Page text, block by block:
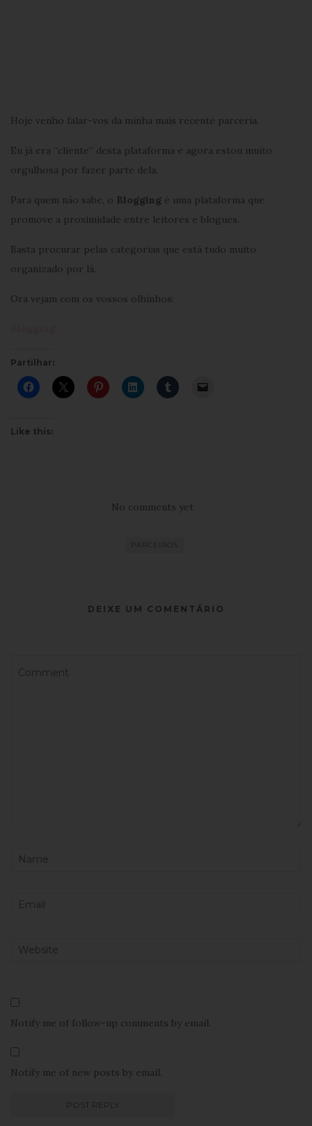
Hoje venho falar-vos da minha mais recente parceria.
Eu já era “cliente” desta plataforma e agora estou muito
orgulhosa por fazer parte dela.
Para quem não sabe, o Blogging é uma plataforma que
promove a proximidade entre leitores e blogues.
Basta procurar pelas categorias que está tudo muito
organizado por lá.
Ora vejam com os vossos olhinhos:
Partilhar:
Like this:
No comments yet
PARCEIROS
DEIXE UM COMENTÁRIO
Notify me of follow-up comments by email.
Notify me of new posts by email.